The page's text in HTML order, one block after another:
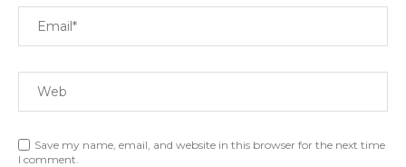
Save my name, email, and website in this browser for the next time
I comment.